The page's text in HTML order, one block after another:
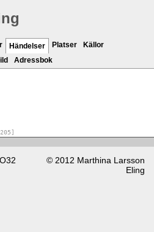
Händelser Platser
Källor
Adressbok
© 2012 Marthina Larsson
Eling